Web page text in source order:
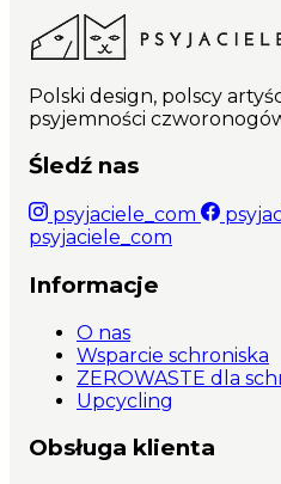
Polski design, polscy
psyjemności
Śledź nas
psyjaciele_com
psyjaciele_com
Informacje
O nas
Wsparcie schroniska
ZEROWASTE dla
Upcycling
Obsługa klienta